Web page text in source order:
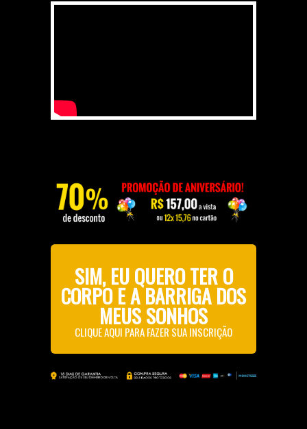
SIM, EU QUERO TER O
CORPO E A BARRIGA DOS
MEUS SONHOS
CLIQUE AQUI PARA FAZER SUA INSCRIÇÃO